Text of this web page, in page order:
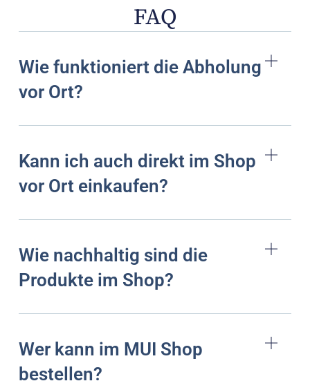
FAQ
Wie funktioniert die Abholung
vor Ort?
Kann ich auch direkt im Shop
vor Ort einkaufen?
Wie nachhaltig sind die
Produkte im Shop?
Wer kann im MUI Shop
bestellen?